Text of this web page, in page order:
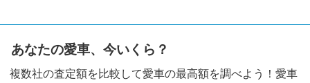
あなたの愛車、今いくら？
複数社の査定額を比較して愛車の最高額を調べよう！愛車